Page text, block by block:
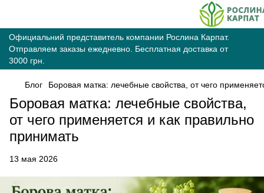
Официальний представитель компании Рослина Карпат.
Отправляем заказы ежедневно. Бесплатная доставка от
3000 грн.
Блог Боровая матка: лечебные свойства, от чего
Боровая матка: лечебные свойства,
от чего применяется и как правильно
принимать
13 мая 2026